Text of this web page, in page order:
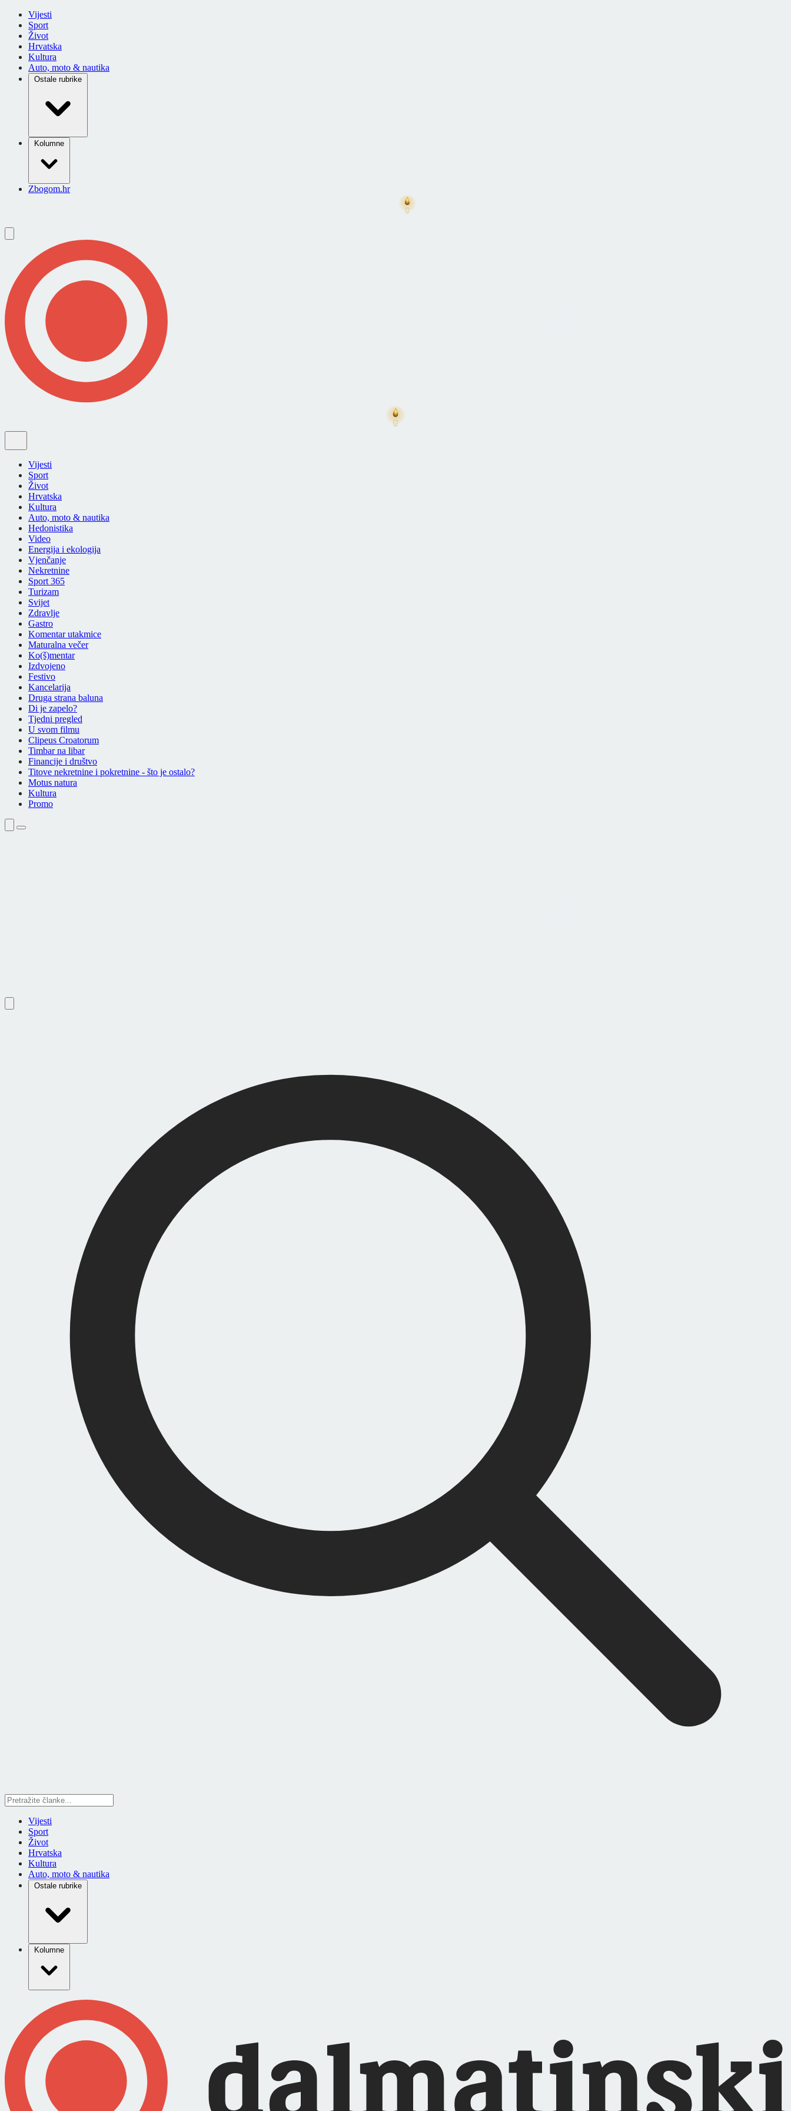
Vijesti
Sport
Život
Hrvatska
Kultura
Auto, moto & nautika
Ostale rubrike
Kolumne
Zbogom.hr
Vijesti
Sport
Život
Hrvatska
Kultura
Auto, moto & nautika
Hedonistika
Video
Energija i ekologija
Vjenčanje
Nekretnine
Sport 365
Turizam
Svijet
Zdravlje
Gastro
Komentar utakmice
Maturalna večer
Ko(š)mentar
Izdvojeno
Festivo
Kancelarija
Druga strana baluna
Di je zapelo?
Tjedni pregled
U svom filmu
Clipeus Croatorum
Timbar na libar
Financije i društvo
Titove nekretnine i pokretnine - što je ostalo?
Motus natura
Kultura
Promo
Vijesti
Sport
Život
Hrvatska
Kultura
Auto, moto & nautika
Ostale rubrike
Kolumne